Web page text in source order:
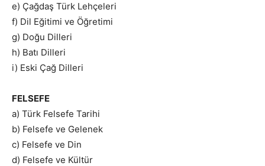
e) Çağdaş Türk Lehçeleri
f) Dil Eğitimi ve Öğretimi
g) Doğu Dilleri
h) Batı Dilleri
i) Eski Çağ Dilleri
FELSEFE
a) Türk Felsefe Tarihi
b) Felsefe ve Gelenek
c) Felsefe ve Din
d) Felsefe ve Kültür